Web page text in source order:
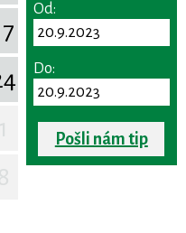
Od:
Do:
Pošli nám tip